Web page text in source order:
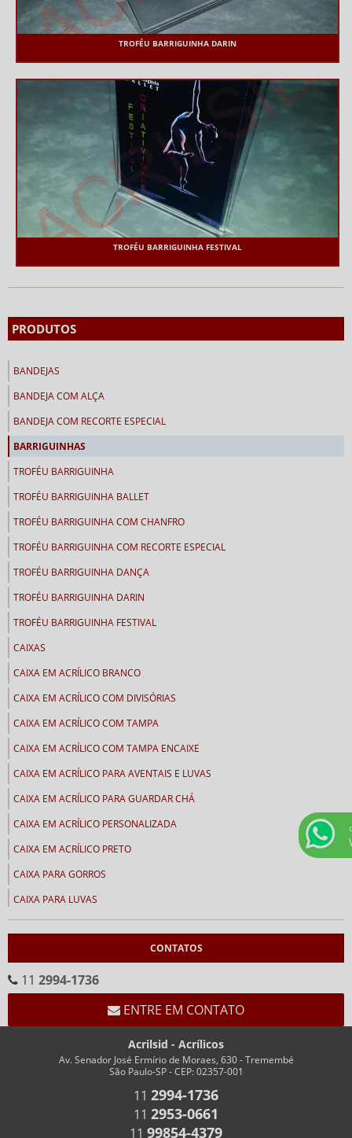
TROFÉU BARRIGUINHA DARIN
TROFÉU BARRIGUINHA FESTIVAL
PRODUTOS
BANDEJAS
BANDEJA COM ALÇA
BANDEJA COM RECORTE ESPECIAL
BARRIGUINHAS
TROFÉU BARRIGUINHA
TROFÉU BARRIGUINHA BALLET
TROFÉU BARRIGUINHA COM CHANFRO
TROFÉU BARRIGUINHA COM RECORTE ESPECIAL
TROFÉU BARRIGUINHA DANÇA
TROFÉU BARRIGUINHA DARIN
TROFÉU BARRIGUINHA FESTIVAL
CAIXAS
CAIXA EM ACRÍLICO BRANCO
CAIXA EM ACRÍLICO COM DIVISÓRIAS
CAIXA EM ACRÍLICO COM TAMPA
CAIXA EM ACRÍLICO COM TAMPA ENCAIXE
CAIXA EM ACRÍLICO PARA AVENTAIS E LUVAS
CAIXA EM ACRÍLICO PARA GUARDAR CHÁ
CAIXA EM ACRÍLICO PERSONALIZADA
CAIXA EM ACRÍLICO PRETO
CAIXA PARA GORROS
CAIXA PARA LUVAS
CALENDÁRIOS
CALENDÁRIO EM ACRÍLICO FORMATO “V”
CHAVEIROS
CHAVEIRO COM IMPRESSÃO
CHAVEIRO PERSONALIZADO
CHAVEIROS COM TRILHO PARA NÚMEROS
CONTATOS
11 2994-1736
ENTRE EM CONTATO
Acrilsid - Acrílicos
Av. Senador José Ermírio de Moraes, 630 - Tremembé
São Paulo-SP - CEP: 02357-001
11 2994-1736
11 2953-0661
11 99854-4379